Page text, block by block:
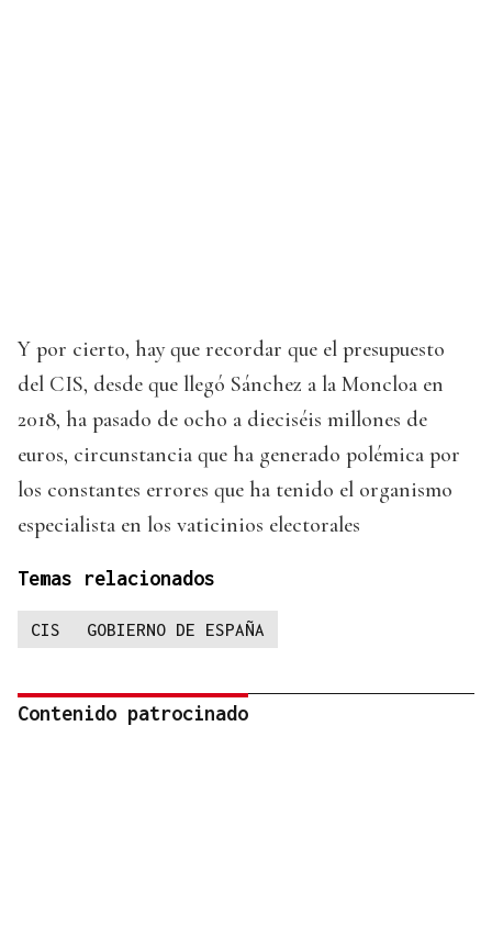
Y por cierto, hay que recordar que el presupuesto
del CIS, desde que llegó Sánchez a la Moncloa en
2018, ha pasado de ocho a dieciséis millones de
euros, circunstancia que ha generado polémica por
los constantes errores que ha tenido el organismo
especialista en los vaticinios electorales
Temas relacionados
CIS GOBIERNO DE ESPAÑA
Contenido patrocinado